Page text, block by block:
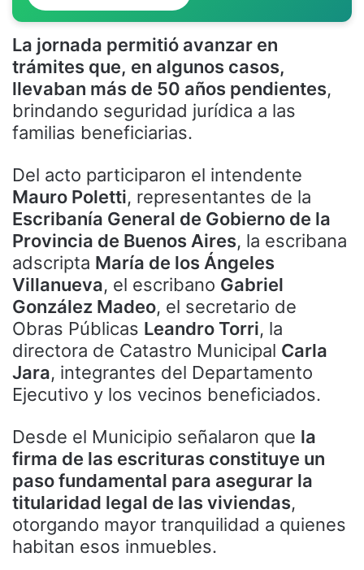
La jornada permitió avanzar en
trámites que, en algunos casos,
llevaban más de 50 años pendientes,
brindando seguridad jurídica a las
familias beneficiarias.
Del acto participaron el intendente
Mauro Poletti, representantes de la
Escribanía General de Gobierno de la
Provincia de Buenos Aires, la escribana
adscripta María de los Ángeles
Villanueva, el escribano Gabriel
González Madeo, el secretario de
Obras Públicas Leandro Torri, la
directora de Catastro Municipal Carla
Jara, integrantes del Departamento
Ejecutivo y los vecinos beneficiados.
Desde el Municipio señalaron que la
firma de las escrituras constituye un
paso fundamental para asegurar la
titularidad legal de las viviendas,
otorgando mayor tranquilidad a quienes
habitan esos inmuebles.